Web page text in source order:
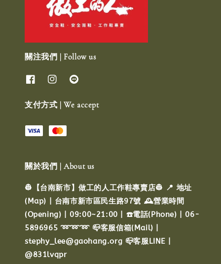
關注我們 | Follow us
支付方式 | We accept
關於我們 | About us
👷【台南新市】做工的人工作鞋專賣店👷 📍 地址
(Map) | 台南市新市區民生路97號 🕰️營業時間
(Opening) | 09:00~21:00 | ☎️電話(Phone) | 06-
5896965 ➿➿➿ 📪客服信箱(Mail) |
stephy_lee@gaohang.org 📪客服LINE |
@831lvqpr